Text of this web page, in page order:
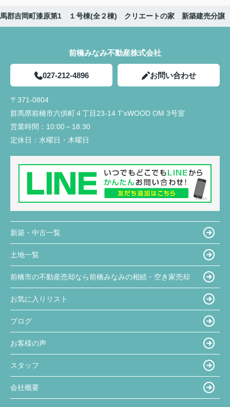
馬郡吉岡町漆原第1 １号棟(全２棟) クリエートの家 新築建売分譲
前橋みなみ不動産株式会社
027-212-4896 お問い合わせ
〒371-0804
群馬県前橋市六供町４丁目23‐14 T'sWOOD OM 3号室
営業時間： 10:00～18:30
定休日： 水曜日・木曜日
新築・中古一覧
土地一覧
前橋市の不動産売却なら前橋みなみの相続・空き家売却
お気に入りリスト
ブログ
お客様の声
スタッフ
会社概要